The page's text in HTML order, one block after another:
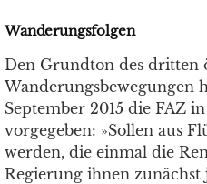
Wanderungsfolgen
Den Grundton des dritten
Wanderungsbewegungen
September 2015 die FAZ
vorgegeben: »Sollen aus
werden, die einmal die
Regierung ihnen